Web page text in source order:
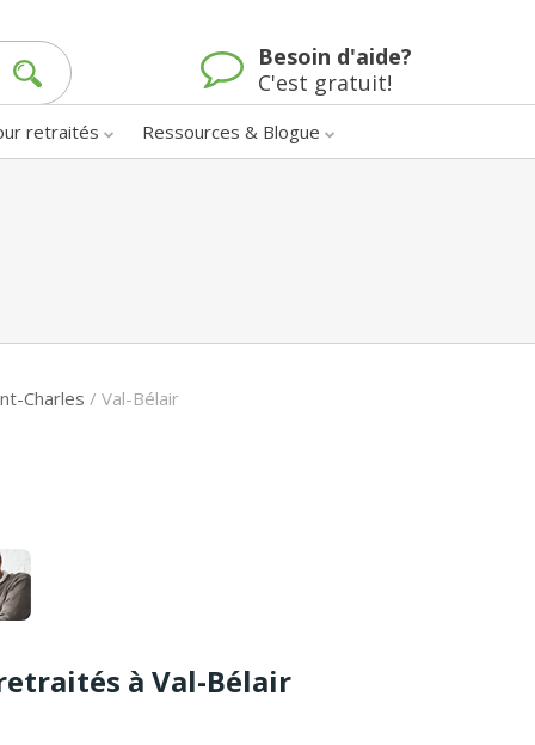
Besoin d'aide?
C'est gratuit!
retraités Ressources & Blogue
Charles / Val-Bélair
à Val-Bélair